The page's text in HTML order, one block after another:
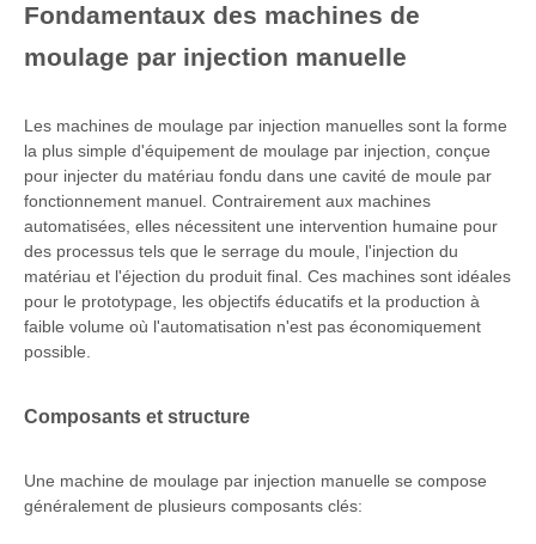
Fondamentaux des machines de
moulage par injection manuelle
Les machines de moulage par injection manuelles sont la forme
la plus simple d'équipement de moulage par injection, conçue
pour injecter du matériau fondu dans une cavité de moule par
fonctionnement manuel. Contrairement aux machines
automatisées, elles nécessitent une intervention humaine pour
des processus tels que le serrage du moule, l'injection du
matériau et l'éjection du produit final. Ces machines sont idéales
pour le prototypage, les objectifs éducatifs et la production à
faible volume où l'automatisation n'est pas économiquement
possible.
Composants et structure
Une machine de moulage par injection manuelle se compose
généralement de plusieurs composants clés: